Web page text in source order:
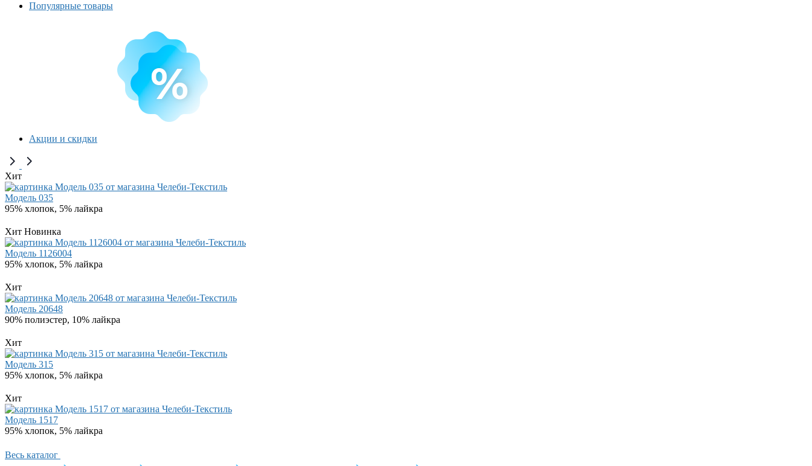
Популярные товары
Акции и скидки
Хит
Модель 035
95% хлопок, 5% лайкра
Хит Новинка
Модель 1126004
95% хлопок, 5% лайкра
Хит
Модель 20648
90% полиэстер, 10% лайкра
Хит
Модель 315
95% хлопок, 5% лайкра
Хит
Модель 1517
95% хлопок, 5% лайкра
Весь каталог